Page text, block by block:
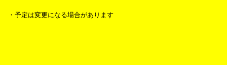
・予定は変更になる場合があります